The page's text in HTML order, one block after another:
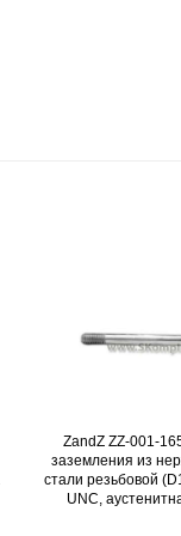
ZandZ ZZ-001-
заземления из
стали резьбовой
UNC,